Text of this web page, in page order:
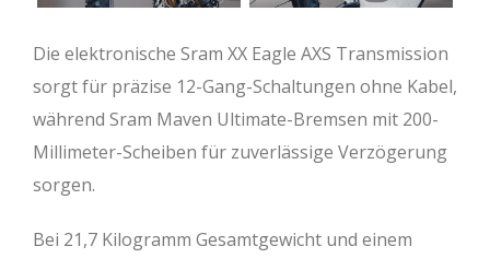
Die elektronische Sram XX Eagle AXS Transmission
sorgt für präzise 12-Gang-Schaltungen ohne Kabel,
während Sram Maven Ultimate-Bremsen mit 200-
Millimeter-Scheiben für zuverlässige Verzögerung
sorgen.
Bei 21,7 Kilogramm Gesamtgewicht und einem